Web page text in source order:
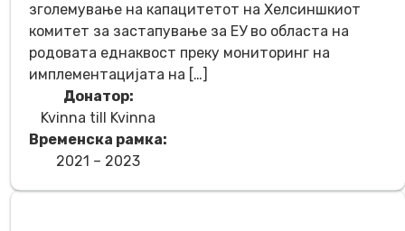
зголемување на капацитетот на Хелсиншкиот
комитет за застапување за ЕУ во областа на
родовата еднаквост преку мониторинг на
имплементацијата на […]
Донатор:
Kvinna till Kvinna
Временска рамка:
2021 – 2023